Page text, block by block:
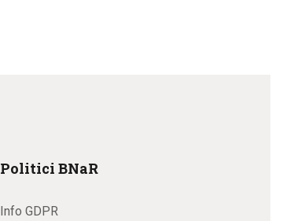
Politici BNaR
Info GDPR